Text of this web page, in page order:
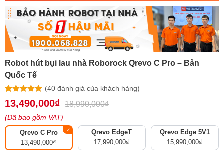
Robot hút bụi lau nhà Roborock Qrevo C Pro – Bản
Quốc Tế
5.00
trên 5
dựa trên
40
(40đánh giá của khách hàng)
13,490,000₫ 18,990,000₫
(Đã bao gồm VAT)
Qrevo C Pro
13,490,000₫
Qrevo EdgeT
17,990,000₫
Qrevo Edge 5V1
15,990,000₫